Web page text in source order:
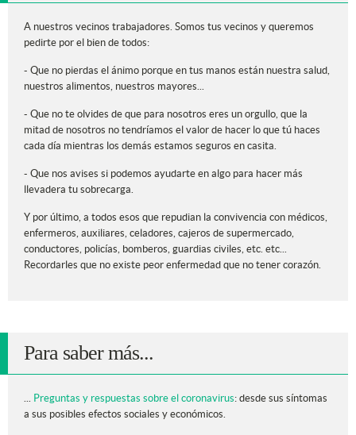
A nuestros vecinos trabajadores. Somos tus vecinos y queremos
pedirte por el bien de todos:
- Que no pierdas el ánimo porque en tus manos están nuestra salud,
nuestros alimentos, nuestros mayores...
- Que no te olvides de que para nosotros eres un orgullo, que la
mitad de nosotros no tendríamos el valor de hacer lo que tú haces
cada día mientras los demás estamos seguros en casita.
- Que nos avises si podemos ayudarte en algo para hacer más
llevadera tu sobrecarga.
Y por último, a todos esos que repudian la convivencia con médicos,
enfermeros, auxiliares, celadores, cajeros de supermercado,
conductores, policías, bomberos, guardias civiles, etc. etc...
Recordarles que no existe peor enfermedad que no tener corazón.
Para saber más...
... Preguntas y respuestas sobre el coronavirus: desde sus síntomas
a sus posibles efectos sociales y económicos.